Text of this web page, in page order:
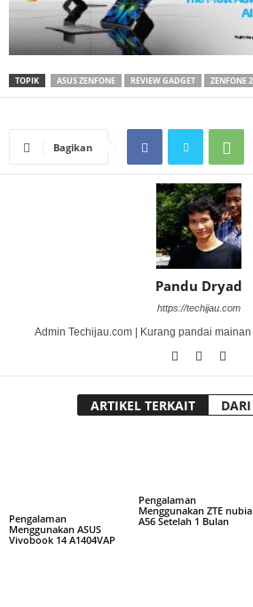
TOPIK ASUS ZENFONE REVIEW GADGET ZENFONE 2
Bagikan
Pandu Dryad
https://techijau.com
Admin Techijau.com | Kurang pandai
ARTIKEL TERKAIT
Pengalaman
Menggunakan ASUS
Vivobook 14 A1404VAP
Pengalaman
Menggunakan ZTE nubia
A56 Setelah 1 Bulan